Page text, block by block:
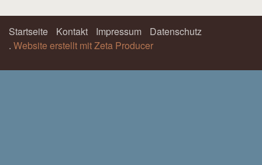
Startseite Kontakt Impressum
Datenschutz
. Website erstellt mit Zeta Producer